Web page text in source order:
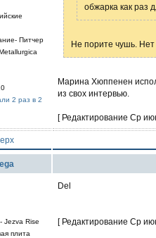
Питчер
2 раз в 2
обжарка как раз
Не порите чушь. Нет
Марина Хюппенен
из свох интервью.
[ Редактирование Ср
Rise
плита
Del
[ Редактирование Ср